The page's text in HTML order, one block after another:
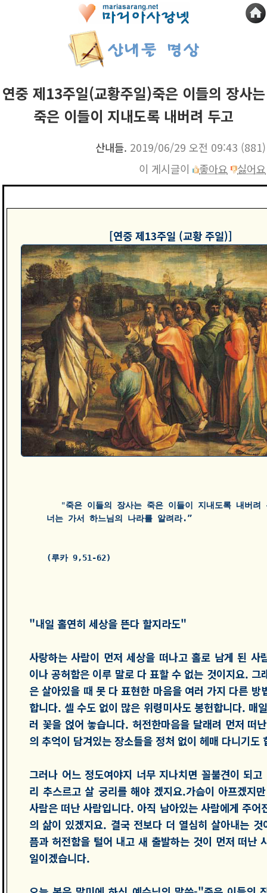
연중 제13주일(교황주일)죽은 이들의 장사는
죽은 이들이 지내도록 내버려 두고
산내들. 2019/06/29 오전 09:43 (881)
이 게시글이
좋아요 싫어요
[연중 제13주일 (교황 주일)]
           "
죽은 이들의 장사는 죽은 이들이 지내도록 내버려
너는 가서 하느님의 나라를 알려라.”
"내일 홀연히 세상을 뜬다 할지라도"
사랑하는 사람이 먼저 세상을 떠나고 홀로 남게 된 사
이나 공허함은 이루 말로 다 표할 수 없는 것이지요. 그
은 살아있을 때 못 다 표현한 마음을 여러 가지 다른 방
합니다. 셀 수도 없이 많은 위령미사도 봉헌합니다. 매
러 꽃을 얹어 놓습니다. 허전한마음을 달래려 먼저 떠
의 추억이 담겨있는 장소들을 정처 없이 헤매 다니기도
그러나 어느 정도여야지 너무 지나치면 꼴불견이 되
리 추스르고 살 궁리를 해야 겠지요.가슴이 아프겠지
사람은 떠난 사람입니다. 아직 남아있는 사람에게 주어
의 삶이 있겠지요. 결국 전보다 더 열심히 살아내는
픔과 허전함을 털어 내고 새 출발하는 것이 먼저 떠난
일이겠습니다.